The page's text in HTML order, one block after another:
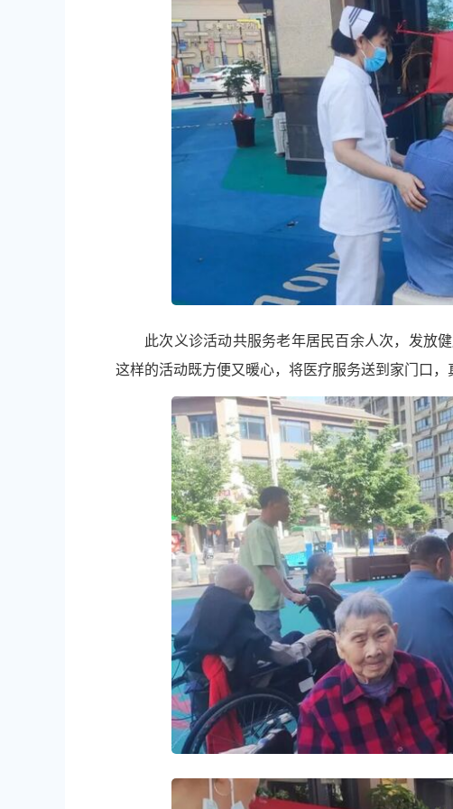
此次义诊活动共服务老年居民百余人次，发放
这样的活动既方便又暖心，将医疗服务送到家门口